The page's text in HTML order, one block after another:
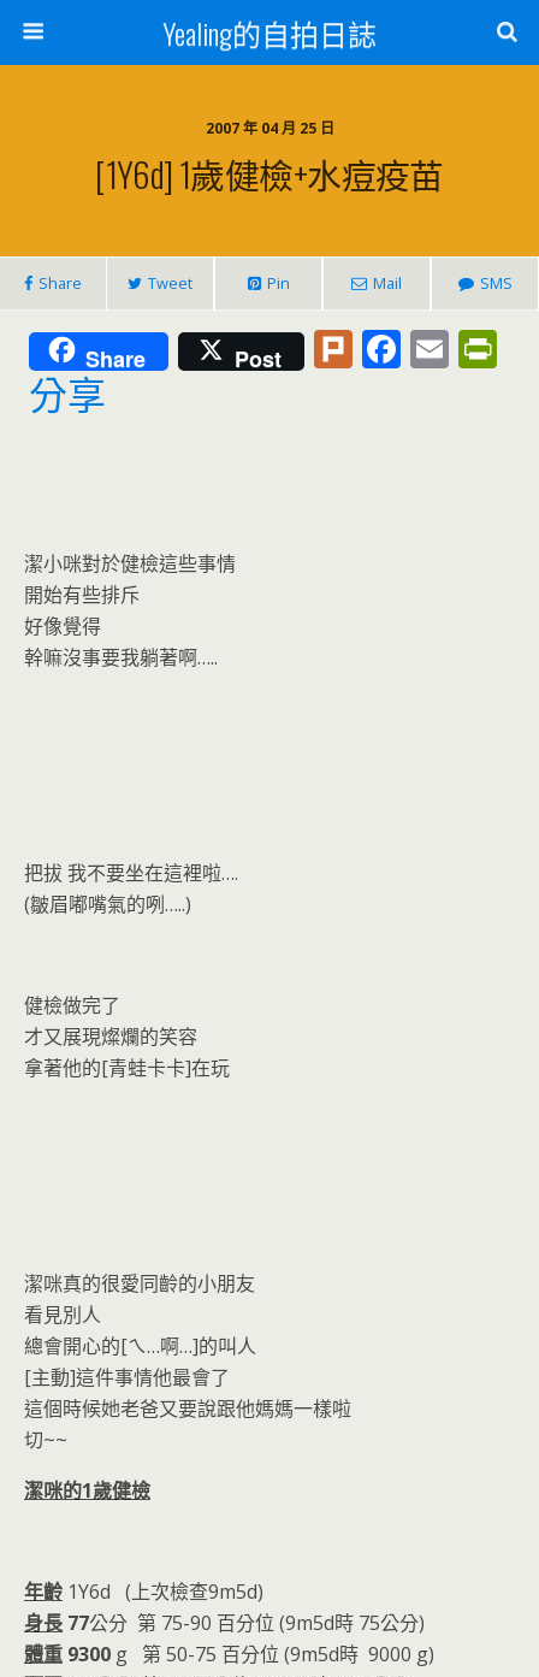
Yealing的自拍日誌
2007 年 04 月 25 日
[1Y6d] 1歲健檢+水痘疫苗
Share Tweet Pin Mail SMS
Share Post Pl F E
分享
潔小咪對於健檢這些事情
開始有些排斥
好像覺得
幹嘛沒事要我躺著啊…..
把拔 我不要坐在這裡啦….
(皺眉嘟嘴氣的咧…..)
健檢做完了
才又展現燦爛的笑容
拿著他的[青蛙卡卡]在玩
潔咪真的很愛同齡的小朋友
看見別人
總會開心的[ㄟ…啊…]的叫人
[主動]這件事情他最會了
這個時候她老爸又要說跟他媽媽一樣啦
切~~
潔咪的1歲健檢
年齡 1Y6d (上次檢查9m5d)
身長 77公分 第 75-90 百分位 (9m5d時 75公分)
體重 9300 g 第 50-75 百分位 (9m5d時 9000 g)